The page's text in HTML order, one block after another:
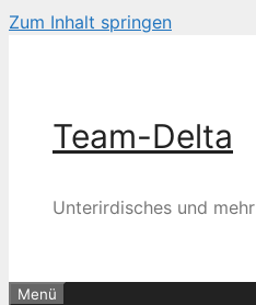
Zum Inhalt springen
Team-Delta
Unterirdisches und mehr
Menü